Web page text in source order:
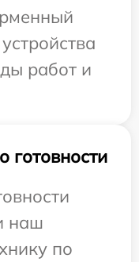
работ и
наш
по